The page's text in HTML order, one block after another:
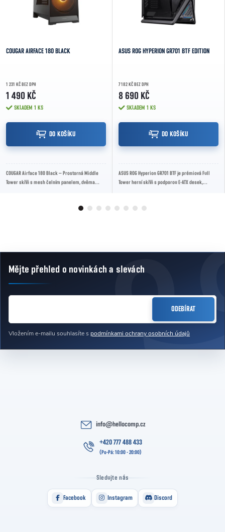
COUGAR AIRFACE 180 BLACK
1 231 KČ BEZ DPH
1 490 KČ
SKLADEM 1 KS
DO KOŠÍKU
COUGAR Airface 180 Black – Prostorná Middle
Tower skříň s mesh čelním panelem, dvěma
ASUS ROG HYPERION GR701 BTF EDITION
7 182 KČ BEZ DPH
8 690 KČ
SKLADEM 1 KS
DO KOŠÍKU
ASUS ROG Hyperion GR701 BTF je prémiová Full
Tower herní skříň s podporou E-ATX desek,
Zápatí
Mějte přehled o novinkácha slevách
Vložením e-mailu souhlasíte s podmínkami ochrany osobních údajů
ODEBÍRAT
info@hellocomp.cz
+420 777 488 433
Sledujte nás
Facebook Instagram Discord